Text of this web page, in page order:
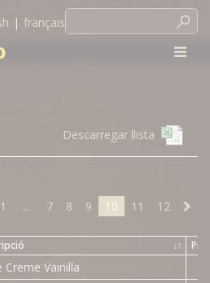
| français
Descarregar llista
1 ... 7 8 9 10 11 12
↓↑
Creme Vainilla